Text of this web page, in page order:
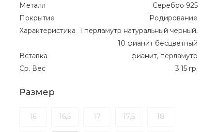
Металл
Серебро 925
Покрытие
Родирование
Характеристика 1 перламутр натуральный черный,
10 фианит бесцветный
Вставка
фианит, перламутр
Ср. Вес
3.15 гр.
Размер
16 16,5 17 17,5 18